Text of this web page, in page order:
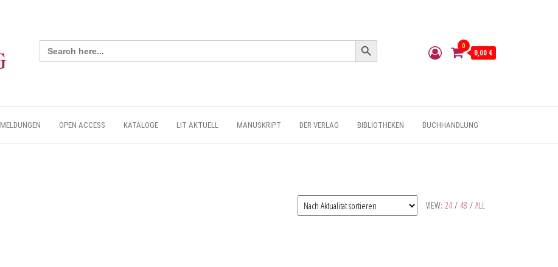
Search
for:
Search Button
0
0,00 €
MELDUNGEN OPEN ACCESS KATALOGE LIT AKTUELL MANUSKRIPT DER VERLAG BIBLIOTHEKEN BUCHHANDLUNG
VIEW: 24 / 48 / ALL